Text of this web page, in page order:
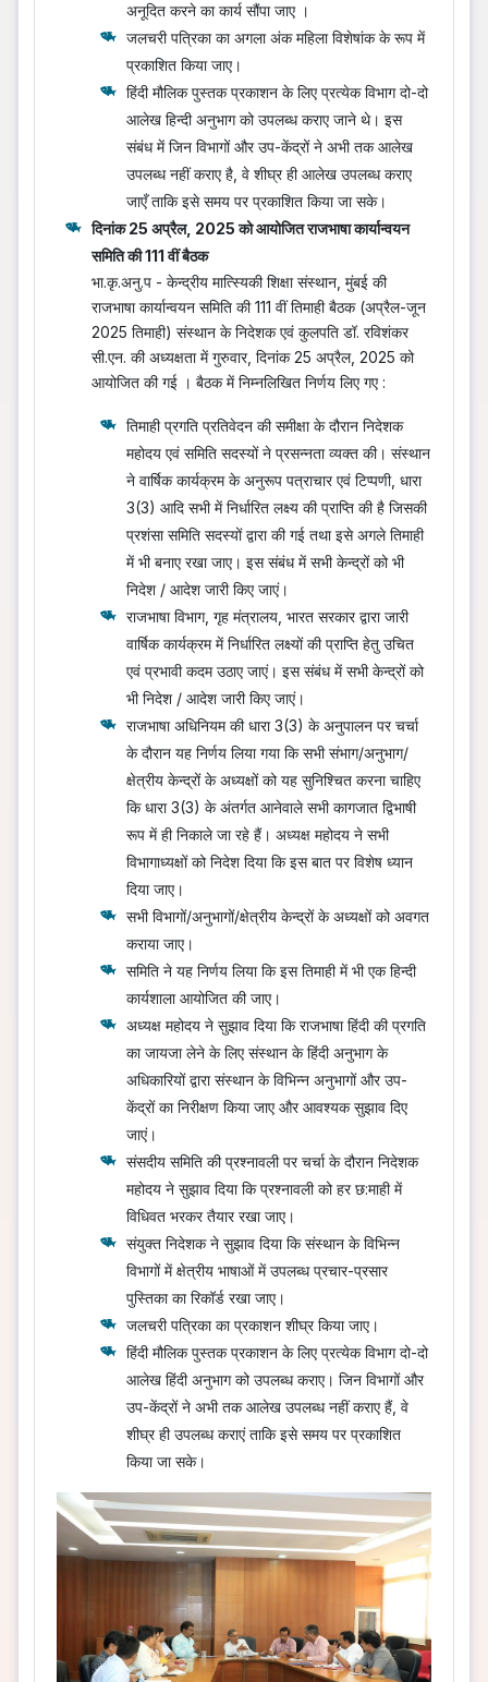
अनूदित करने का कार्य सौंपा जाए ।
जलचरी पत्रिका का अगला अंक महिला विशेषांक के रूप में
प्रकाशित किया जाए।
हिंदी मौलिक पुस्‍तक प्रकाशन के लिए प्रत्‍येक विभाग दो-दो
आलेख हिन्‍दी अनुभाग को उपलब्‍ध कराए जाने थे। इस
संबंध में जिन विभागों और उप-केंद्रों ने अभी तक आलेख
उपलब्‍ध नहीं कराए है, वे शीघ्र ही आलेख उपलब्ध कराए
जाएँ ताकि इसे समय पर प्रकाशित किया जा सके।
दिनांक 25 अप्रैल, 2025 को आयोजित राजभाषा कार्यान्वयन
समिति की 111 वीं बैठक
भा.कृ.अनु.प - केन्द्रीय मात्स्यिकी शिक्षा संस्थान, मुंबई की
राजभाषा कार्यान्वयन समिति की 111 वीं तिमाही बैठक (अप्रैल-जून
2025 तिमाही) संस्थान के निदेशक एवं कुलपति डॉ. रविशंकर
सी.एन. की अध्यक्षता में गुरुवार, दिनांक 25 अप्रैल, 2025 को
आयोजित की गई । बैठक में निम्नलिखित निर्णय लिए गए :
तिमाही प्रगति प्रतिवेदन की समीक्षा के दौरान निदेशक
महोदय एवं समिति सदस्‍यों ने प्रसन्नता व्यक्त की। संस्थान
ने वार्षिक कार्यक्रम के अनुरूप पत्राचार एवं टिप्पणी, धारा
3(3) आदि सभी में निर्धारित लक्ष्य की प्राप्ति की है जिसकी
प्रशंसा समिति सदस्यों द्वारा की गई तथा इसे अगले तिमाही
में भी बनाए रखा जाए। इस संबंध में सभी केन्द्रों को भी
निदेश / आदेश जारी किए जाएं।
राजभाषा विभाग, गृह मंत्रालय, भारत सरकार द्वारा जारी
वार्षिक कार्यक्रम में निर्धारित लक्ष्यों की प्राप्ति हेतु उचित
एवं प्रभावी कदम उठाए जाएं। इस संबंध में सभी केन्द्रों को
भी निदेश / आदेश जारी किए जाएं।
राजभाषा अधिनियम की धारा 3(3) के अनुपालन पर चर्चा
के दौरान यह निर्णय लिया गया कि सभी संभाग/अनुभाग/
क्षेत्रीय केन्द्रों के अध्यक्षों को यह सुनिश्चित करना चाहिए
कि धारा 3(3) के अंतर्गत आनेवाले सभी कागजात द्विभाषी
रूप में ही निकाले जा रहे हैं। अध्यक्ष महोदय ने सभी
विभागाध्यक्षों को निदेश दिया कि इस बात पर विशेष ध्यान
दिया जाए।
सभी विभागों/अनुभागों/क्षेत्रीय केन्द्रों के अध्यक्षों को अवगत
कराया जाए।
समिति ने यह निर्णय लिया कि इस तिमाही में भी एक हिन्दी
कार्यशाला आयोजित की जाए।
अध्यक्ष महोदय ने सुझाव दिया कि राजभाषा हिंदी की प्रगति
का जायजा लेने के लिए संस्थान के हिंदी अनुभाग के
अधिकारियों द्वारा संस्थान के विभिन्न अनुभागों और उप-
केंद्रों का निरीक्षण किया जाए और आवश्यक सुझाव दिए
जाएं।
संसदीय समिति की प्रश्नावली पर चर्चा के दौरान निदेशक
महोदय ने सुझाव दिया कि प्रश्नावली को हर छ:माही में
विधिवत भरकर तैयार रखा जाए।
संयुक्त निदेशक ने सुझाव दिया कि संस्थान के विभिन्न
विभागों में क्षेत्रीय भाषाओं में उपलब्ध प्रचार-प्रसार
पुस्तिका का रिकॉर्ड रखा जाए।
जलचरी पत्रिका का प्रकाशन शीघ्र किया जाए।
हिंदी मौलिक पुस्तक प्रकाशन के लिए प्रत्येक विभाग दो-दो
आलेख हिंदी अनुभाग को उपलब्ध कराए। जिन विभागों और
उप-केंद्रों ने अभी तक आलेख उपलब्ध नहीं कराए हैं, वे
शीघ्र ही उपलब्ध कराएं ताकि इसे समय पर प्रकाशित
किया जा सके।